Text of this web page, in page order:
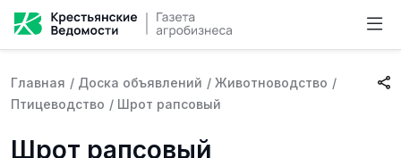
Главная / Доска объявлений / Животноводство /
Птицеводство / Шрот рапсовый
Шрот рапсовый